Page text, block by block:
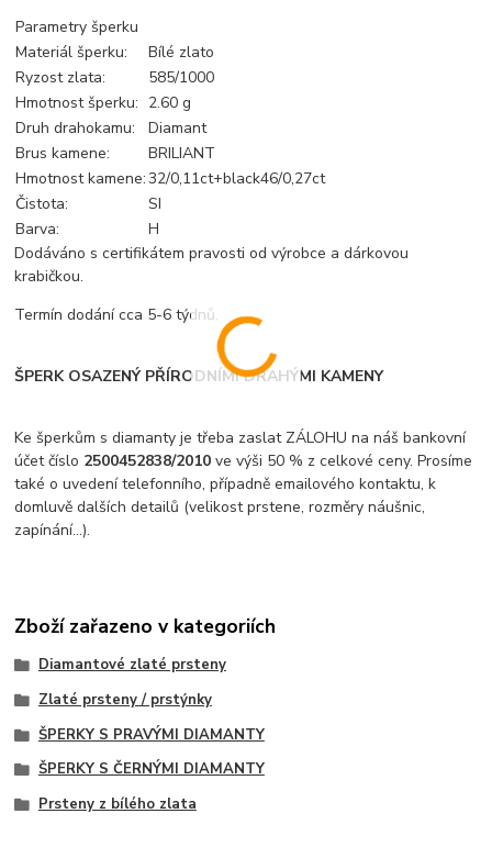
Parametry šperku
Materiál šperku:
Bílé zlato
Ryzost zlata:
585/1000
Hmotnost šperku: 2.60 g
Druh drahokamu:
Diamant
Brus kamene:
BRILIANT
Hmotnost kamene:32/0,11ct+black46/0,27ct
Čistota:
SI
Barva:
H
Dodáváno s certifikátem pravosti od výrobce a dárkovou
krabičkou.
Termín dodání cca 5-6 týdnů.
ŠPERK OSAZENÝ PŘÍRODNÍMI DRAHÝMI KAMENY
Ke šperkům s diamanty je třeba zaslat ZÁLOHU na náš bankovní
účet číslo 2500452838/2010 ve výši 50 % z celkové ceny. Prosíme
také o uvedení telefonního, případně emailového kontaktu, k
domluvě dalších detailů (velikost prstene, rozměry náušnic,
zapínání...).
Zboží zařazeno v kategoriích
Diamantové zlaté prsteny
Zlaté prsteny / prstýnky
ŠPERKY S PRAVÝMI DIAMANTY
ŠPERKY S ČERNÝMI DIAMANTY
Prsteny z bílého zlata